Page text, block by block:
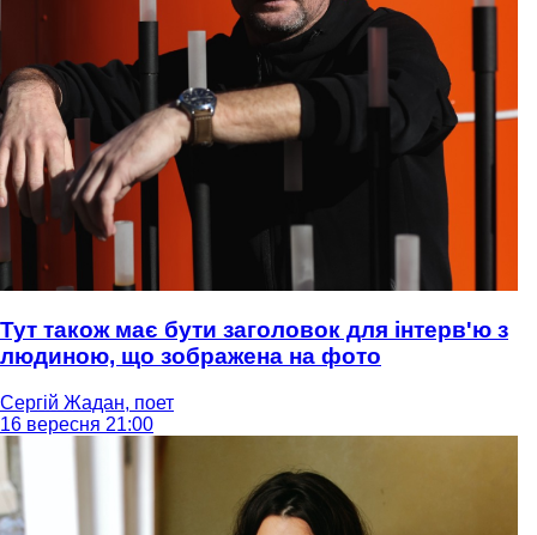
Тут також має бути заголовок для інтерв'ю з
людиною, що зображена на фото
Сергій Жадан, поет
16 вересня 21:00